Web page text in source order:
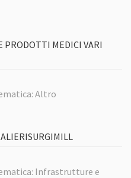
PRODOTTI MEDICI VARI
Altro
Infrastrutture e